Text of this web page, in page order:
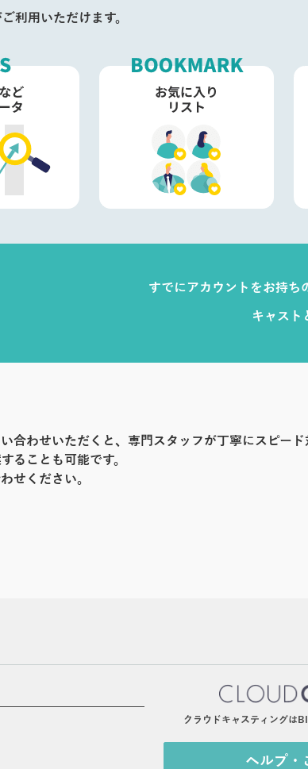
利用いただけます。
すでにアカウントをお持ち
キャスト
合わせいただくと、専門スタッフが丁寧にスピード
ることも可能です。
せください。
クラウドキャスティングは
ヘルプ・